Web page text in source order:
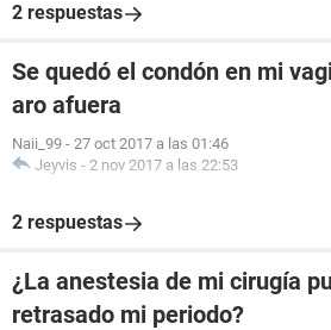
2 respuestas
Se quedó el condón en mi
aro afuera
Naii_99 - 27 oct 2017 a las 01:46
Jeyvis - 2 nov 2017 a las 22:53
2 respuestas
¿La anestesia de mi cirugía
retrasado mi periodo?